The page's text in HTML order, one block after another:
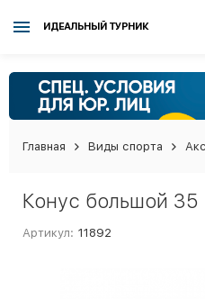
ИДЕАЛЬНЫЙ ТУРНИК
Главная Виды спорта
Конус большой 35
Артикул: 11892